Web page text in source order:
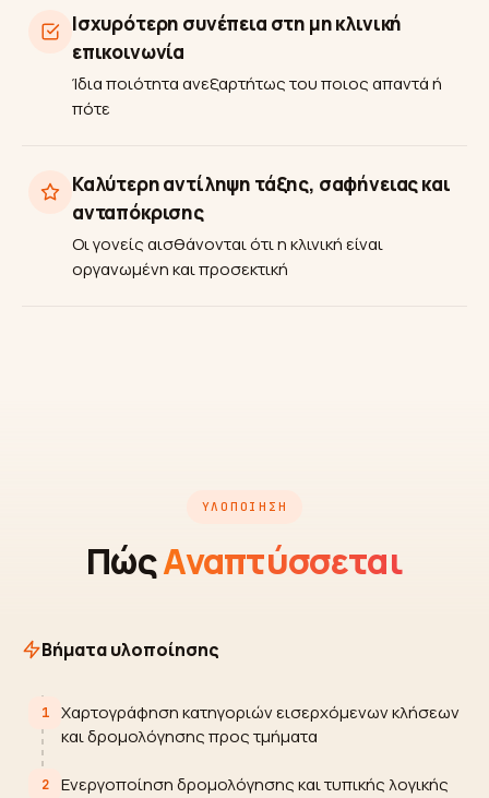
Ισχυρότερη συνέπεια στη μη κλινική
επικοινωνία
Ίδια ποιότητα ανεξαρτήτως του ποιος απαντά ή
πότε
Καλύτερη αντίληψη τάξης, σαφήνειας και
ανταπόκρισης
Οι γονείς αισθάνονται ότι η κλινική είναι
οργανωμένη και προσεκτική
ΥΛΟΠΟΊΗΣΗ
ΠώςΑναπτύσσεται
Βήματα υλοποίησης
1
Χαρτογράφηση κατηγοριών εισερχόμενων κλήσεων
και δρομολόγησης προς τμήματα
2
Ενεργοποίηση δρομολόγησης και τυπικής λογικής